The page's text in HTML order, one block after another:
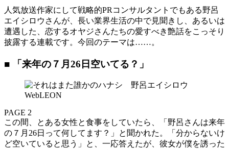
人気放送作家にして戦略的PRコンサルタントでもある野呂
エイシロウさんが、長い業界生活の中で見聞きし、あるいは
遭遇した、恋するオヤジさんたちの愛すべき艶話をこっそり
披露する連載です。今回のテーマは……。
■ 「来年の７月26日空いてる？」
PAGE 2
この間、とある女性と食事をしていたら、「野呂さんは来年
の７月26日って何してます？」と聞かれた。「分からないけ
ど空いていると思う」と、一応答えたが、彼女が僕を誘った